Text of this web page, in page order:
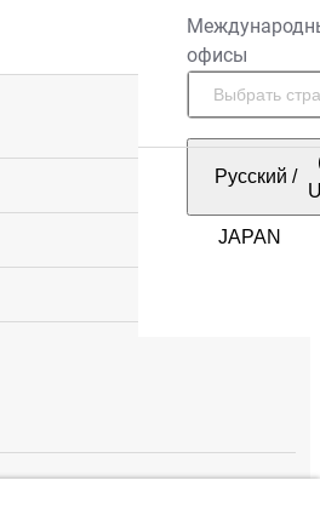
офисы
Русский /